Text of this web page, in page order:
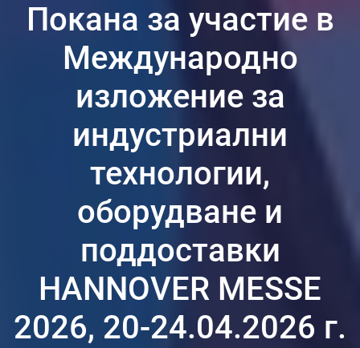
Покана за участие в
Международно
изложение за
индустриални
технологии,
оборудване и
поддоставки
HANNOVER MESSE
2026, 20-24.04.2026 г.